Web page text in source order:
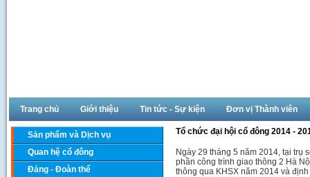
Trang chủ Giới thiệu Tin tức - Sự kiện Đơn vị Thành viên
Sản phẩm và Dịch vụ
Quan hệ cổ đông
Đảng - Đoàn thể
Tổ chức đại hội cổ đông 2014 -
Ngày 29 tháng 5 năm 2014, tại trụ
phần công trình giao thông 2 Hà
thông qua KHSX năm 2014 và